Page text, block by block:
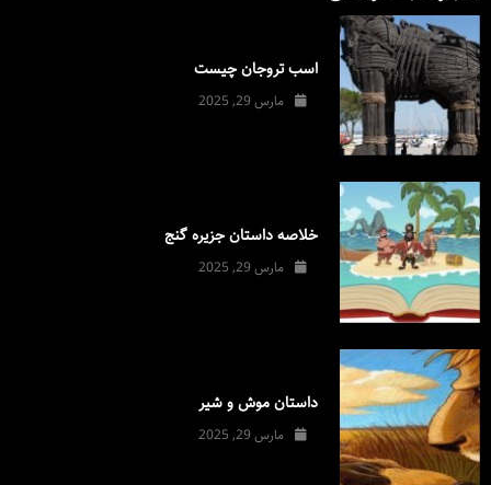
اسب تروجان چیست
مارس 29, 2025
خلاصه داستان جزیره گنج
مارس 29, 2025
داستان موش و شیر
مارس 29, 2025